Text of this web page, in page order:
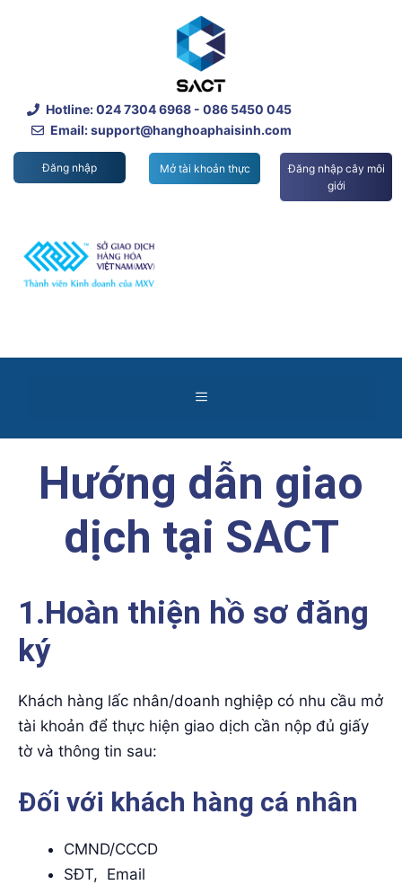
Hotline:024 7304 6968 - 086 5450 045
Email: support@hanghoaphaisinh.com
Đăng nhập Mở tài khoản thực
Đăng nhập cây môi
giới
Menu
Hướng dẫn giao
dịch tại SACT
1.Hoàn thiện hồ sơ đăng
ký
Khách hàng lấc nhân/doanh nghiệp có nhu cầu mở
tài khoản để thực hiện giao dịch cần nộp đủ giấy
tờ và thông tin sau:
Đối với khách hàng cá nhân
CMND/CCCD
SĐT, Email